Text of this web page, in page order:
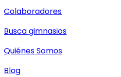
Colaboradores
Busca gimnasios
Quiénes Somos
Blog